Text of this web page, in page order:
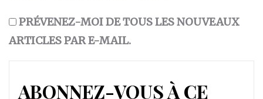
PRÉVENEZ-MOI DE TOUS LES NOUVEAUX
ARTICLES PAR E-MAIL.
ABONNEZ-VOUS À CE